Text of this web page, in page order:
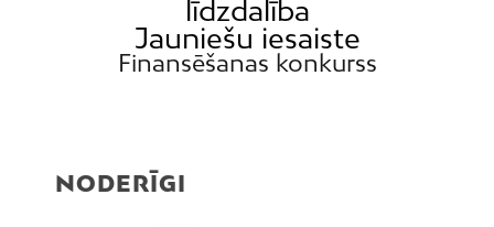
līdzdalība
Jauniešu iesaiste
Finansēšanas konkurss
NODERĪGI